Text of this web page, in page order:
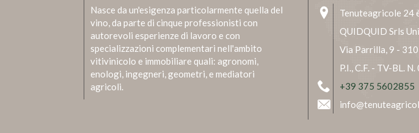
Nasce da un'esigenza particolarmente quella del
vino, da parte di cinque professionisti con
autorevoli esperienze di lavoro e con
specializzazioni complementari nell'ambito
vitivinicolo e immobiliare quali: agronomi,
enologi, ingegneri, geometri, e mediatori
agricoli.
Tenuteagricole 24
QUIDQUID Srls
Via Parrilla, 9 -
P.I., C.F. - TV-BL.
+39 375 5602855